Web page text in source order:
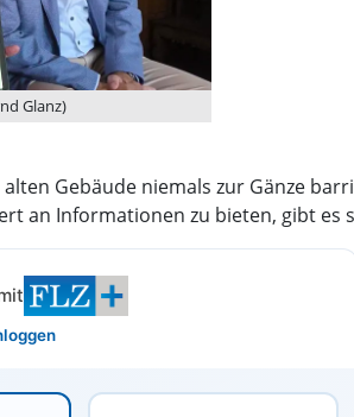
Glanz)
Gebäude niemals zur Gänze
an Informationen zu bieten, gibt es